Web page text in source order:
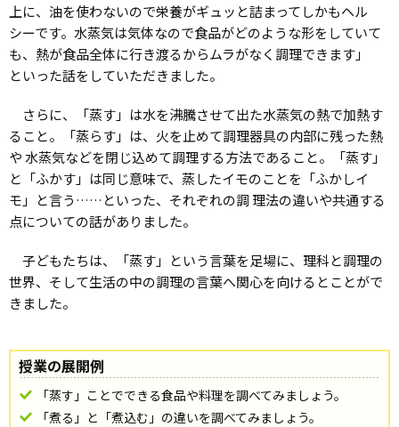
上に、油を使わないので栄養がギュッと詰まってしかもヘル
シーです。水蒸気は気体なので食品がどのような形をしていて
も、熱が食品全体に行き渡るからムラがなく調理できます」
といった話をしていただきました。
さらに、「蒸す」は水を沸騰させて出た水蒸気の熱で加熱す
ること。「蒸らす」は、火を止めて調理器具の内部に残った熱
や 水蒸気などを閉じ込めて調理する方法であること。「蒸す」
と「ふかす」は同じ意味で、蒸したイモのことを「ふかしイ
モ」と言う……といった、それぞれの調 理法の違いや共通する
点についての話がありました。
子どもたちは、「蒸す」という言葉を足場に、理科と調理の
世界、そして生活の中の調理の言葉へ関心を向けるとことがで
きました。
授業の展開例
「蒸す」ことでできる食品や料理を調べてみましょう。
「煮る」と「煮込む」の違いを調べてみましょう。